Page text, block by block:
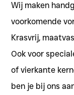
Wij maken
voorkomende
Krasvrij,
Ook voor
of vierkante
ben je bij ons